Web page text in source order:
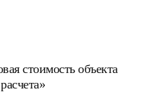
стоимость объекта